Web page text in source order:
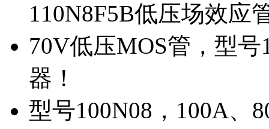
110N8F5B低压场效应
70V低压MOS管，型
器！
型号100N08，100A、